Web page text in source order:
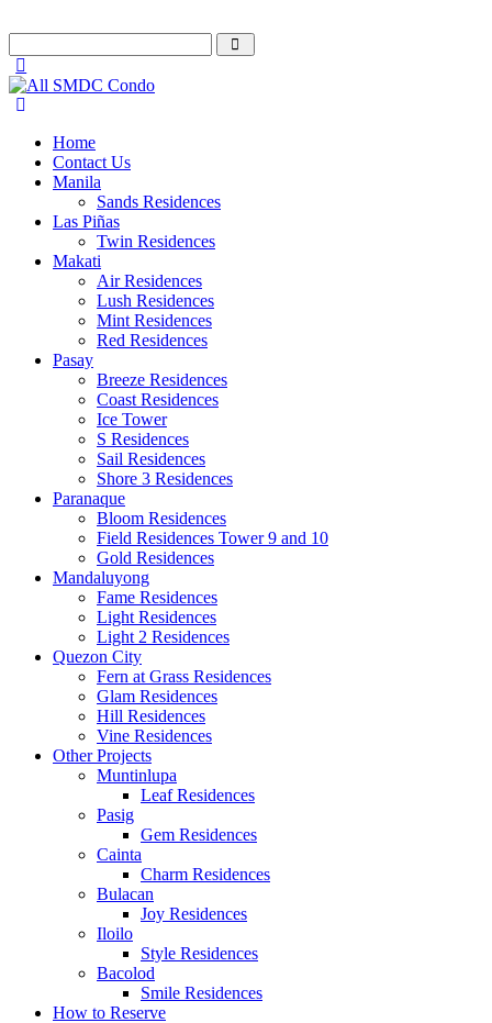
Home
Contact Us
Manila
Sands Residences
Las Piñas
Twin Residences
Makati
Air Residences
Lush Residences
Mint Residences
Red Residences
Pasay
Breeze Residences
Coast Residences
Ice Tower
S Residences
Sail Residences
Shore 3 Residences
Paranaque
Bloom Residences
Field Residences Tower 9 and 10
Gold Residences
Mandaluyong
Fame Residences
Light Residences
Light 2 Residences
Quezon City
Fern at Grass Residences
Glam Residences
Hill Residences
Vine Residences
Other Projects
Muntinlupa
Leaf Residences
Pasig
Gem Residences
Cainta
Charm Residences
Bulacan
Joy Residences
Iloilo
Style Residences
Bacolod
Smile Residences
How to Reserve